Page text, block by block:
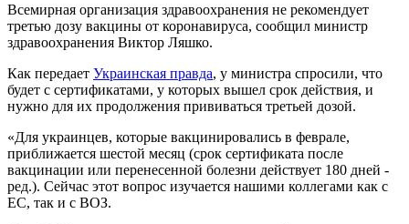
Всемирная организация здравоохранения не рекомендует
третью дозу вакцины от коронавируса, сообщил министр
здравоохранения Виктор Ляшко.
Как передает Украинская правда, у министра спросили, что
будет с сертификатами, у которых вышел срок действия, и
нужно для их продолжения прививаться третьей дозой.
«Для украинцев, которые вакцинировались в феврале,
приближается шестой месяц (срок сертификата после
вакцинации или перенесенной болезни действует 180 дней -
ред.). Сейчас этот вопрос изучается нашими коллегами как с
ЕС, так и с ВОЗ.